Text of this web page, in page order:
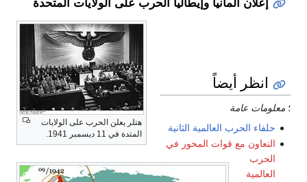
إعلان ألمانيا وإيطاليا الحرب على الولايات المتحدة
هتلر يعلن الحرب على الولايات
المتدة في 11 ديسمبر 1941.
انظر أيضاً
؛ معلومات عامة
حلفاء الحرب العالمية الثانية
التعاون مع قوات المحور في
الحرب
العالمية